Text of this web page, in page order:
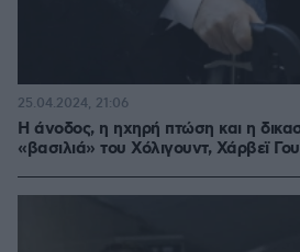
Η άνοδος, η ηχηρή πτώση και η
«βασιλιά» του Χόλιγουντ, Χάρβεϊ
25.04.2024, 21:06